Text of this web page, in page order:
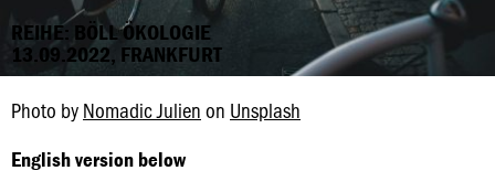
REIHE: BÖLL ÖKOLOGIE
13.09.2022, FRANKFURT
Photo by Nomadic Julien on Unsplash
English version below